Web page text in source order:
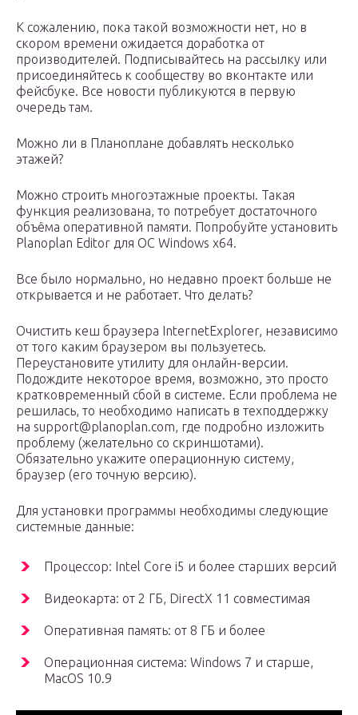
К сожалению, пока такой возможности нет, но в
скором времени ожидается доработка от
производителей. Подписывайтесь на рассылку или
присоединяйтесь к сообществу во вконтакте или
фейсбуке. Все новости публикуются в первую
очередь там.
Можно ли в Планоплане добавлять несколько
этажей?
Можно строить многоэтажные проекты. Такая
функция реализована, то потребует достаточного
объёма оперативной памяти. Попробуйте установить
Planoplan Editor для ОС Windows x64.
Все было нормально, но недавно проект больше не
открывается и не работает. Что делать?
Очистить кеш браузера InternetExplorer, независимо
от того каким браузером вы пользуетесь.
Переустановите утилиту для онлайн-версии.
Подождите некоторое время, возможно, это просто
кратковременный сбой в системе. Если проблема не
решилась, то необходимо написать в техподдержку
на support@planoplan.com, где подробно изложить
проблему (желательно со скриншотами).
Обязательно укажите операционную систему,
браузер (его точную версию).
Для установки программы необходимы следующие
системные данные:
Процессор: Intel Core i5 и более старших версий
Видеокарта: от 2 ГБ, DirectX 11 совместимая
Оперативная память: от 8 ГБ и более
Операционная система: Windows 7 и старше,
MacOS 10.9